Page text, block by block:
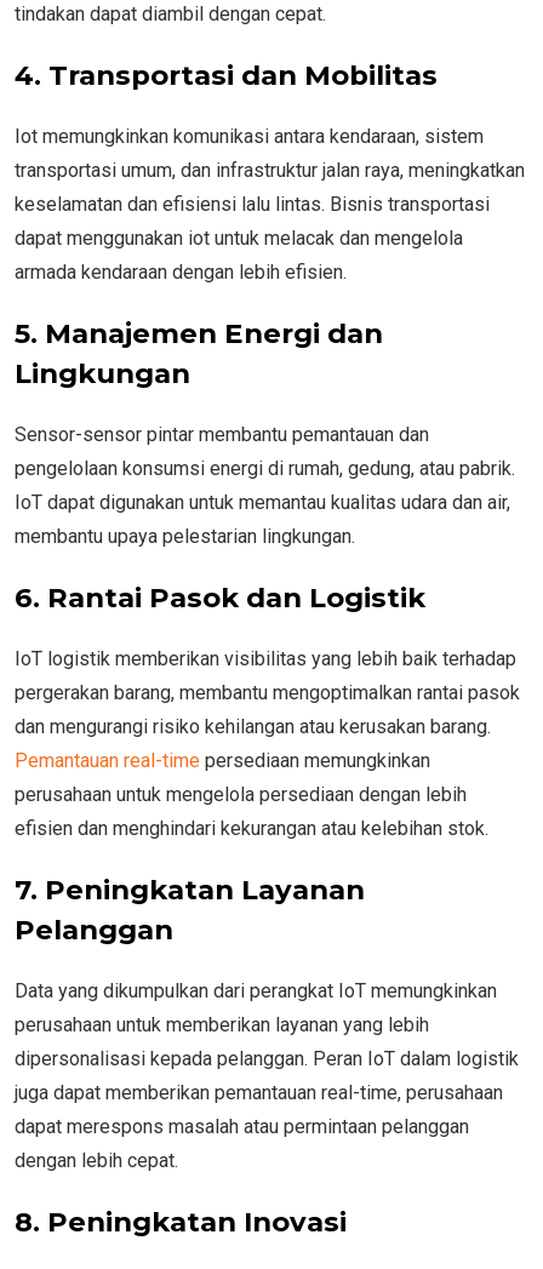
tindakan dapat diambil dengan cepat.
4. Transportasi dan Mobilitas
Iot memungkinkan komunikasi antara kendaraan, sistem
transportasi umum, dan infrastruktur jalan raya, meningkatkan
keselamatan dan efisiensi lalu lintas. Bisnis transportasi
dapat menggunakan iot untuk melacak dan mengelola
armada kendaraan dengan lebih efisien.
5. Manajemen Energi dan
Lingkungan
Sensor-sensor pintar membantu pemantauan dan
pengelolaan konsumsi energi di rumah, gedung, atau pabrik.
IoT dapat digunakan untuk memantau kualitas udara dan air,
membantu upaya pelestarian lingkungan.
6. Rantai Pasok dan Logistik
IoT logistik memberikan visibilitas yang lebih baik terhadap
pergerakan barang, membantu mengoptimalkan rantai pasok
dan mengurangi risiko kehilangan atau kerusakan barang.
Pemantauan real-time persediaan memungkinkan
perusahaan untuk mengelola persediaan dengan lebih
efisien dan menghindari kekurangan atau kelebihan stok.
7. Peningkatan Layanan
Pelanggan
Data yang dikumpulkan dari perangkat IoT memungkinkan
perusahaan untuk memberikan layanan yang lebih
dipersonalisasi kepada pelanggan. Peran IoT dalam logistik
juga dapat memberikan pemantauan real-time, perusahaan
dapat merespons masalah atau permintaan pelanggan
dengan lebih cepat.
8. Peningkatan Inovasi